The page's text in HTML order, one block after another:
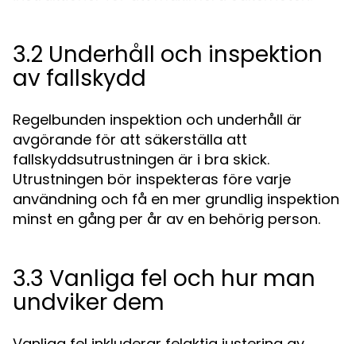
3.2 Underhåll och inspektion
av fallskydd
Regelbunden inspektion och underhåll är
avgörande för att säkerställa att
fallskyddsutrustningen är i bra skick.
Utrustningen bör inspekteras före varje
användning och få en mer grundlig inspektion
minst en gång per år av en behörig person.
3.3 Vanliga fel och hur man
undviker dem